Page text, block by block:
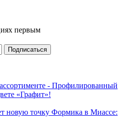
первым
- Профилированный
«Графит»!
новую точку Формика в Миассе: